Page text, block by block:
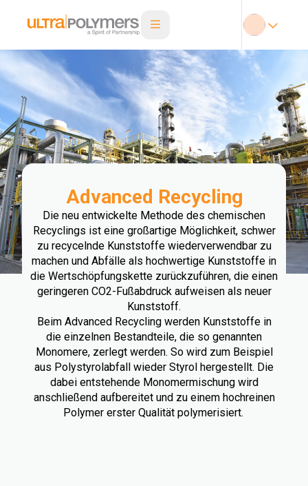
Advanced Recycling
Die neu entwickelte Methode des chemischen
Recyclings ist eine großartige Möglichkeit, schwer
zu recycelnde Kunststoffe wiederverwendbar zu
machen und Abfälle als hochwertige Kunststoffe in
die Wertschöpfungskette zurückzuführen, die einen
geringeren CO2-Fußabdruck aufweisen als neuer
Kunststoff.
Beim Advanced Recycling werden Kunststoffe in
die einzelnen Bestandteile, die so genannten
Monomere, zerlegt werden. So wird zum Beispiel
aus Polystyrolabfall wieder Styrol hergestellt. Die
dabei entstehende Monomermischung wird
anschließend aufbereitet und zu einem hochreinen
Polymer erster Qualität polymerisiert.